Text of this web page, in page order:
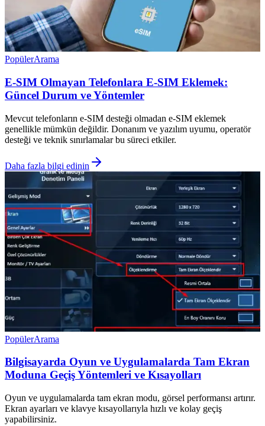
PopülerArama
E-SIM Olmayan Telefonlara E-SIM Eklemek:
Güncel Durum ve Yöntemler
Mevcut telefonların e-SIM desteği olmadan e-SIM eklemek
genellikle mümkün değildir. Donanım ve yazılım uyumu, operatör
desteği ve teknik sınırlamalar bu süreci etkiler.
Daha fazla bilgi edinin
PopülerArama
Bilgisayarda Oyun ve Uygulamalarda Tam Ekran
Moduna Geçiş Yöntemleri ve Kısayolları
Oyun ve uygulamalarda tam ekran modu, görsel performansı artırır.
Ekran ayarları ve klavye kısayollarıyla hızlı ve kolay geçiş
yapabilirsiniz.